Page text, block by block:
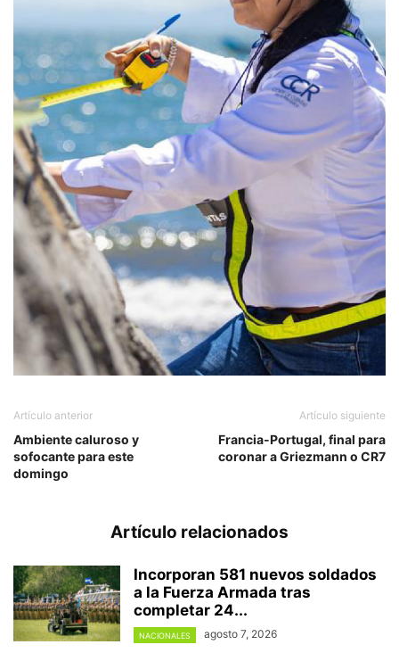
Artículo anterior
Ambiente caluroso y
sofocante para este
domingo
Artículo siguiente
Francia-Portugal, final para
coronar a Griezmann o CR7
Artículo relacionados
Incorporan 581 nuevos soldados
a la Fuerza Armada tras
completar 24...
NACIONALES agosto 7, 2026